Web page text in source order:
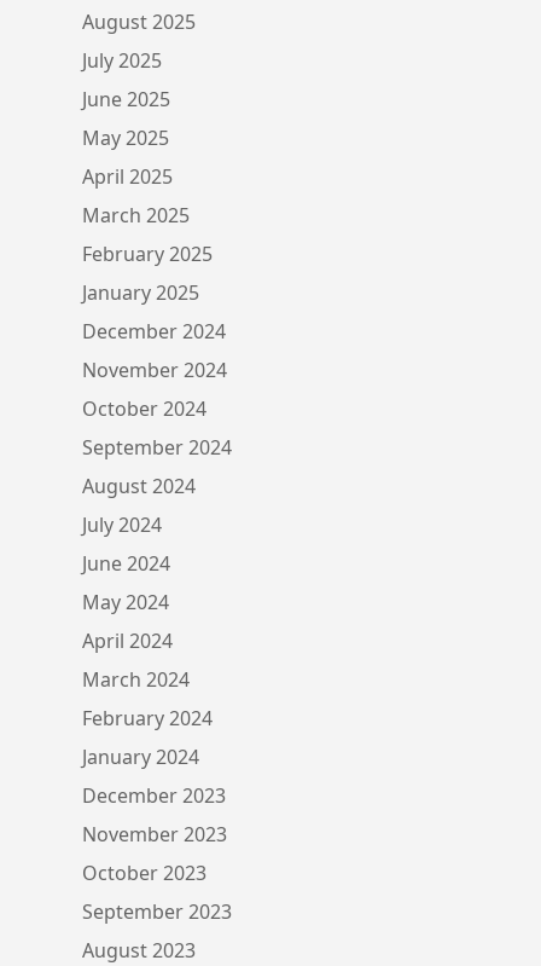
August 2025
July 2025
June 2025
May 2025
April 2025
March 2025
February 2025
January 2025
December 2024
November 2024
October 2024
September 2024
August 2024
July 2024
June 2024
May 2024
April 2024
March 2024
February 2024
January 2024
December 2023
November 2023
October 2023
September 2023
August 2023